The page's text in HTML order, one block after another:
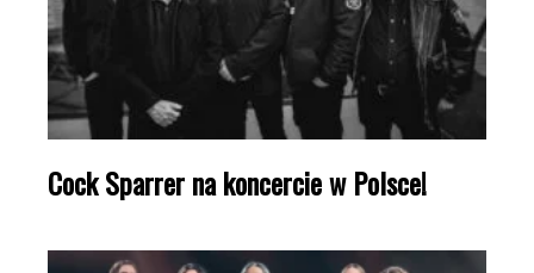
Cock Sparrer na koncercie w Polsce!